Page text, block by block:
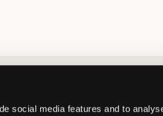
social media features and to